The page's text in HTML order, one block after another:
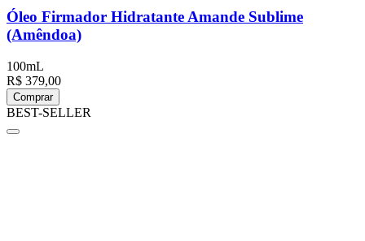
Óleo Firmador Hidratante Amande Sublime
(Amêndoa)
100mL
R$ 379,00
Comprar
BEST-SELLER